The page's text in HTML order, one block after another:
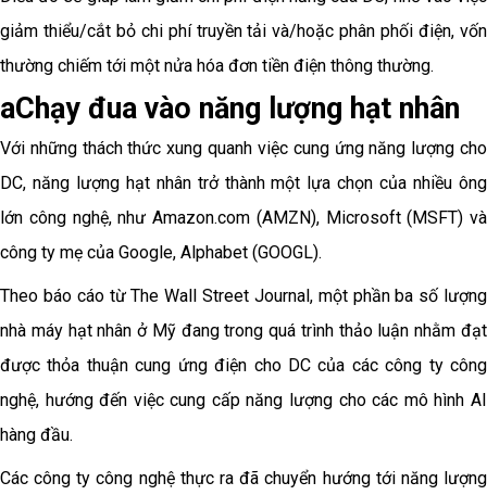
giảm thiểu/cắt bỏ chi phí truyền tải và/hoặc phân phối điện, vốn
thường chiếm tới một nửa hóa đơn tiền điện thông thường.
aChạy đua vào năng lượng hạt nhân
Với những thách thức xung quanh việc cung ứng năng lượng cho
DC, năng lượng hạt nhân trở thành một lựa chọn của nhiều ông
lớn công nghệ, như Amazon.com (AMZN), Microsoft (MSFT) và
công ty mẹ của Google, Alphabet (GOOGL).
Theo báo cáo từ The Wall Street Journal, một phần ba số lượng
nhà máy hạt nhân ở Mỹ đang trong quá trình thảo luận nhằm đạt
được thỏa thuận cung ứng điện cho DC của các công ty công
nghệ, hướng đến việc cung cấp năng lượng cho các mô hình AI
hàng đầu.
Các công ty công nghệ thực ra đã chuyển hướng tới năng lượng